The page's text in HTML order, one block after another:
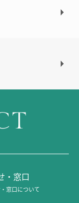
・窓口
窓口について